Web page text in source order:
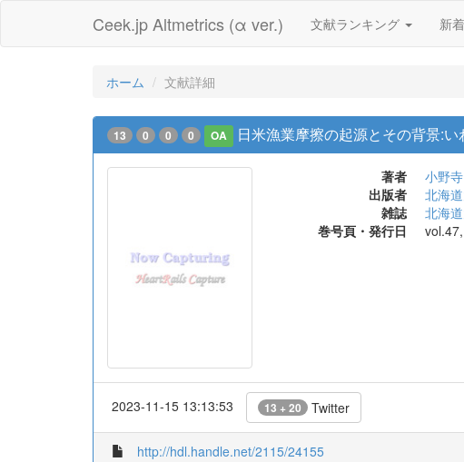
Ceek.jp Altmetrics (α ver.) 文献ランキング 新
ホーム 文献詳細
13 0 0 0 OA 日米漁業摩擦の起源とその背景:
著者 小野
出版者
北海
雑誌
北海
巻号頁・発行日
2023-11-15 13:13:53 13 + 20 Twitter
http://hdl.handle.net/2115/24155